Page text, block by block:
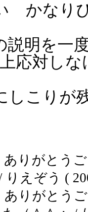
かなり
説明を一
応対し
しこりが
りがとうご
えぞう (
りがとう